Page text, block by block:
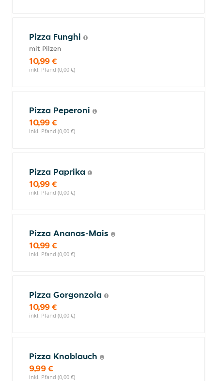
Pizza Funghi
mit Pilzen
10,99 €
inkl. Pfand (0,00 €)
Pizza Peperoni
10,99 €
inkl. Pfand (0,00 €)
Pizza Paprika
10,99 €
inkl. Pfand (0,00 €)
Pizza Ananas-Mais
10,99 €
inkl. Pfand (0,00 €)
Pizza Gorgonzola
10,99 €
inkl. Pfand (0,00 €)
Pizza Knoblauch
9,99 €
inkl. Pfand (0,00 €)